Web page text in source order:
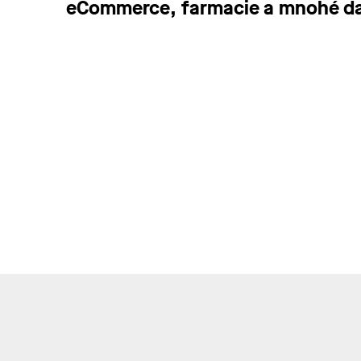
eCommerce, farmacie a mnohé